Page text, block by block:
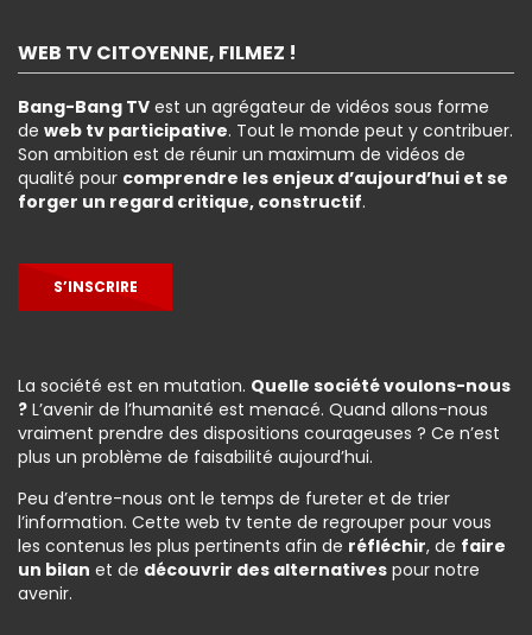
WEB TV CITOYENNE, FILMEZ !
Bang-Bang TV est un agrégateur de vidéos sous forme
de web tv participative. Tout le monde peut y contribuer.
Son ambition est de réunir un maximum de vidéos de
qualité pour comprendre les enjeux d’aujourd’hui et se
forger un regard critique, constructif.
S’INSCRIRE
La société est en mutation. Quelle société voulons-nous
? L’avenir de l’humanité est menacé. Quand allons-nous
vraiment prendre des dispositions courageuses ? Ce n’est
plus un problème de faisabilité aujourd’hui.
Peu d’entre-nous ont le temps de fureter et de trier
l’information. Cette web tv tente de regrouper pour vous
les contenus les plus pertinents afin de réfléchir, de faire
un bilan et de découvrir des alternatives pour notre
avenir.